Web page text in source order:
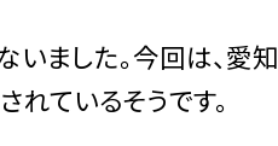
いました。今回は、
ているそうです。